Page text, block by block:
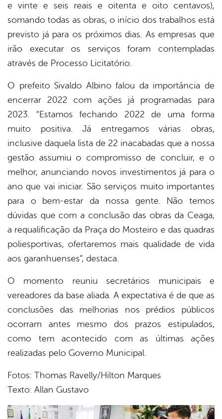
e vinte e seis reais e oitenta e oito centavos),
somando todas as obras, o início dos trabalhos está
previsto já para os próximos dias. As empresas que
irão executar os serviços foram contempladas
através de Processo Licitatório.
O prefeito Sivaldo Albino falou da importância de
encerrar 2022 com ações já programadas para
2023. “Estamos fechando 2022 de uma forma
muito positiva. Já entregamos várias obras,
inclusive daquela lista de 22 inacabadas que a nossa
gestão assumiu o compromisso de concluir, e o
melhor, anunciando novos investimentos já para o
ano que vai iniciar. São serviços muito importantes
para o bem-estar da nossa gente. Não temos
dúvidas que com a conclusão das obras da Ceaga,
a requalificação da Praça do Mosteiro e das quadras
poliesportivas, ofertaremos mais qualidade de vida
aos garanhuenses”, destaca.
O momento reuniu secretários municipais e
vereadores da base aliada. A expectativa é de que as
conclusões das melhorias nos prédios públicos
ocorram antes mesmo dos prazos estipulados,
como tem acontecido com as últimas ações
realizadas pelo Governo Municipal.
Fotos: Thomas Ravelly/Hilton Marques
Texto: Allan Gustavo